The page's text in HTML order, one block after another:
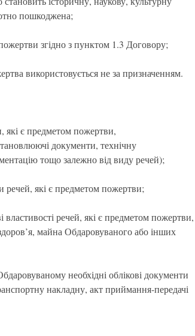
пошкоджена;
згідно з пунктом 1.3 Договору;
використовується не за призначенням.
які є предметом пожертви,
документи, технічну
тощо залежно від виду речей);
речей, які є предметом пожертви;
речей, які є предметом пожертви,
майна Обдаровуваного або інших
необхідні облікові документи
накладну, акт приймання-передачі